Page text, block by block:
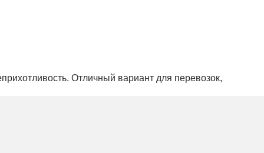
Отличный вариант для перевозок,